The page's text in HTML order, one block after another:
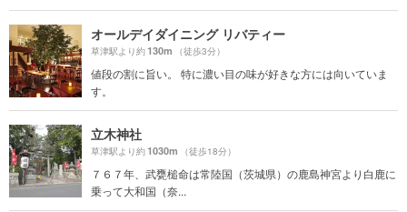
オールデイダイニング リバティー
草津駅より約130m （徒歩3分）
値段の割に旨い。 特に濃い目の味が好きな方には向いていま
す。
立木神社
草津駅より約1030m （徒歩18分）
７６７年、武甕槌命は常陸国（茨城県）の鹿島神宮より白鹿に
乗って大和国（奈...